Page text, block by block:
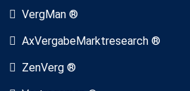
VergMan ®
AxVergabeMarktresearch ®
ZenVerg ®